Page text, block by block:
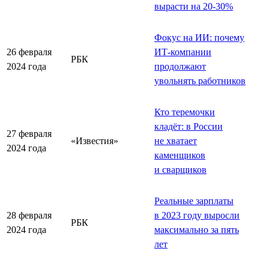
вырасти на 20-30%
26 февраля
2024 года
РБК
Фокус на ИИ: почему
ИТ-компании
продолжают
увольнять работников
27 февраля
2024 года
«Известия»
Кто теремочки
кладёт: в России
не хватает
каменщиков
и сварщиков
28 февраля
2024 года
РБК
Реальные зарплаты
в 2023 году выросли
максимально за пять
лет